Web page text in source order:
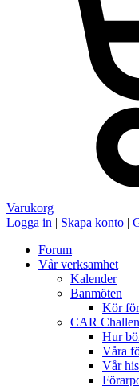
Varukorg
Logga in | Skapa konto |
Forum
Vår verksamhet
Kalender
Banmöten
Kör
CAR
Hur
Våra
Vår